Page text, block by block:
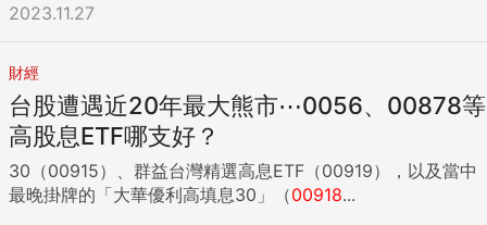
2023.11.27
財經
台股遭遇近20年最大熊市⋯0056、00878等
高股息ETF哪支好？
30（00915）、群益台灣精選高息ETF（00919），以及當中
最晚掛牌的「大華優利高填息30」（00918...